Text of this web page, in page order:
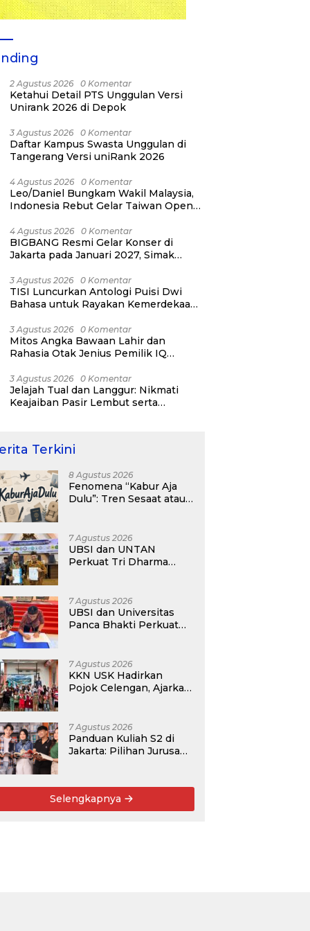
2 Agustus 2026 0 Komentar
Ketahui Detail PTS Unggulan Versi
Unirank 2026 di Depok
3 Agustus 2026 0 Komentar
Daftar Kampus Swasta Unggulan di
Tangerang Versi uniRank 2026
4 Agustus 2026 0 Komentar
Leo/Daniel Bungkam Wakil Malaysia,
Indonesia Rebut Gelar Taiwan Open
4 Agustus 2026 0 Komentar
BIGBANG Resmi Gelar Konser di
Jakarta pada Januari 2027, Simak
3 Agustus 2026 0 Komentar
TISI Luncurkan Antologi Puisi Dwi
Bahasa untuk Rayakan Kemerdekaan
3 Agustus 2026 0 Komentar
Mitos Angka Bawaan Lahir dan
Rahasia Otak Jenius Pemilik IQ
3 Agustus 2026 0 Komentar
Jelajah Tual dan Langgur: Nikmati
Keajaiban Pasir Lembut serta
Terkini
8 Agustus 2026
Fenomena “Kabur Aja
Dulu”: Tren Sesaat atau
Depan?
7 Agustus 2026
UBSI dan UNTAN
Perkuat Tri Dharma
7 Agustus 2026
UBSI dan Universitas
Panca Bhakti Perkuat
7 Agustus 2026
KKN USK Hadirkan
Pojok Celengan, Ajarkan
7 Agustus 2026
Panduan Kuliah S2 di
Jakarta: Pilihan Jurusan,
Selengkapnya